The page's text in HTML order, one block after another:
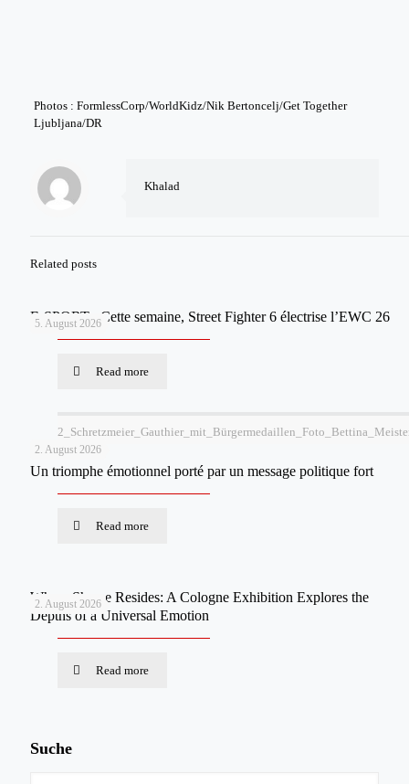
Photos : FormlessCorp/WorldKidz/Nik Bertoncelj/Get Together
Ljubljana/DR
Khalad
Related posts
5. August 2026
E-SPORT : Cette semaine, Street Fighter 6 électrise l’EWC 26
Read more
2. August 2026
Un triomphe émotionnel porté par un message politique fort
Read more
2. August 2026
Where Shame Resides: A Cologne Exhibition Explores the
Depths of a Universal Emotion
Read more
Suche